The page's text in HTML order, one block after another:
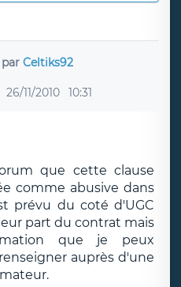
parCeltiks92
26/11/2010 10:31
que cette clause
comme abusive dans
prévu du coté d'UGC
part du contrat mais
que je peux
auprès d'une